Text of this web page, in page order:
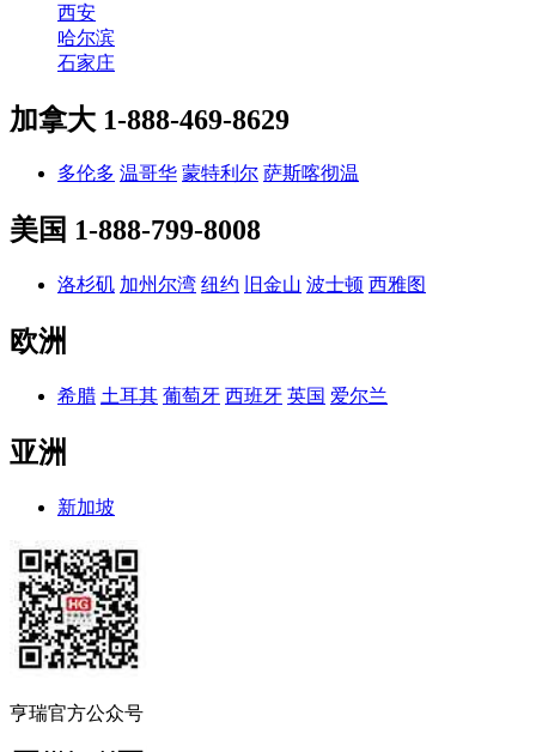
西安
哈尔滨
石家庄
加拿大 1-888-469-8629
多伦多 温哥华 蒙特利尔 萨斯喀彻温
美国 1-888-799-8008
洛杉矶 加州尔湾 纽约 旧金山 波士顿 西雅图
欧洲
希腊 土耳其 葡萄牙 西班牙 英国 爱尔兰
亚洲
新加坡
亨瑞官方公众号